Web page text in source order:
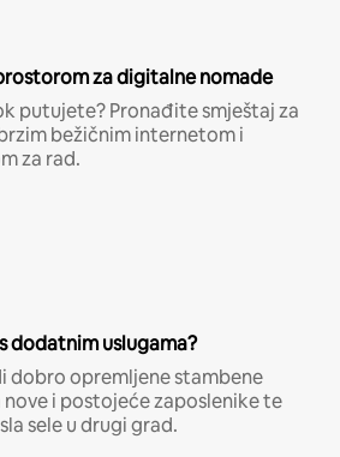
za digitalne nomade
putujete? Pronađite smještaj za
bežičnim internetom i
za rad.
dodatnim uslugama?
dobro opremljene stambene
i postojeće zaposlenike te
sele u drugi grad.